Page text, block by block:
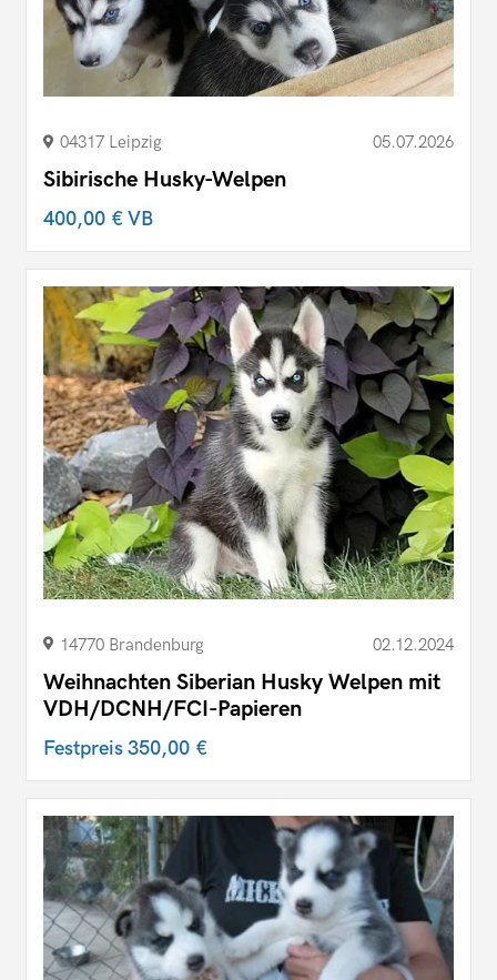
04317 Leipzig 05.07.2026
Sibirische Husky-Welpen
400,00 €VB
14770 Brandenburg 02.12.2024
Weihnachten Siberian Husky Welpen mit
VDH/DCNH/FCI-Papieren
Festpreis350,00 €